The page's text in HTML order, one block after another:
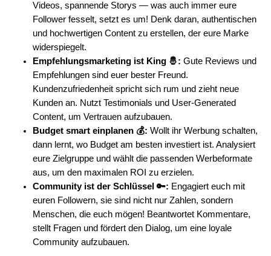
Videos, spannende Storys — was auch immer eure
Follower fesselt, setzt es um! Denk daran, authentischen
und hochwertigen Content zu erstellen, der eure Marke
widerspiegelt.
Empfehlungsmarketing ist King 🤴: Gute Reviews und
Empfehlungen sind euer bester Freund.
Kundenzufriedenheit spricht sich rum und zieht neue
Kunden an. Nutzt Testimonials und User-Generated
Content, um Vertrauen aufzubauen.
Budget smart einplanen 💰: Wollt ihr Werbung schalten,
dann lernt, wo Budget am besten investiert ist. Analysiert
eure Zielgruppe und wählt die passenden Werbeformate
aus, um den maximalen ROI zu erzielen.
Community ist der Schlüssel 🔑: Engagiert euch mit
euren Followern, sie sind nicht nur Zahlen, sondern
Menschen, die euch mögen! Beantwortet Kommentare,
stellt Fragen und fördert den Dialog, um eine loyale
Community aufzubauen.